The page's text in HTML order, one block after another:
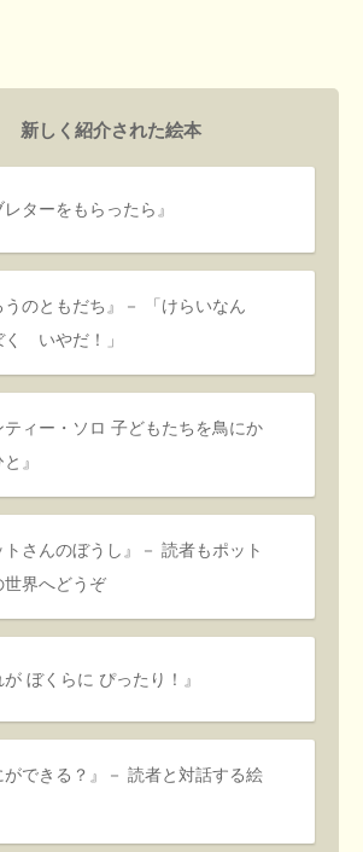
新しく紹介された絵本
レターをもらったら』
うのともだち』－ 「けらいなん
く いやだ！」
ティー・ソロ 子どもたちを鳥にか
』
トさんのぼうし』－ 読者もポット
世界へどうぞ
が ぼくらに ぴったり！』
ができる？』－ 読者と対話する絵